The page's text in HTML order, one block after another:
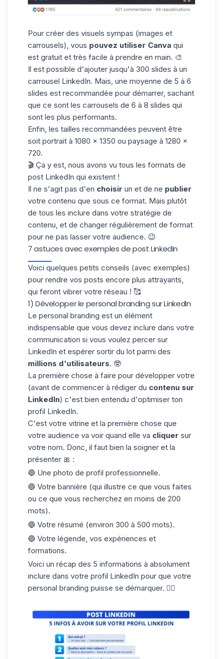
Pour créer des visuels sympas (images et
carrousels), vous pouvez utiliser Canva qui
est gratuit et très facile à prendre en main. 🎨
Il est possible d'ajouter jusqu'à 300 slides à un
carrousel LinkedIn. Mais, une moyenne de 5 à 6
slides est recommandée pour démarrer, sachant
que ce sont les carrousels de 6 à 8 slides qui
sont les plus performants.
Enfin, les tailles recommandées peuvent être
soit portrait à 1080 x 1350 ou paysage à 1280 x
720.
🎬 Ça y est, nous avons vu tous les formats de
post LinkedIn qui existent !
Il ne s'agit pas d'en choisir un et de ne publier
votre contenu que sous ce format. Mais plutôt
de tous les inclure dans votre stratégie de
contenu, et de changer régulièrement de format
pour ne pas lasser votre audience. 😉
7 astuces avec exemples de post LinkedIn
Voici quelques petits conseils (avec exemples)
pour rendre vos posts encore plus attrayants,
qui feront vibrer votre réseau ! 🥰
1) Développer le personal branding sur LinkedIn
Le personal branding est un élément
indispensable que vous devez inclure dans votre
communication si vous voulez percer sur
LinkedIn et espérer sortir du lot parmi des
millions d'utilisateurs. 🤓
La première chose à faire pour développer votre
(avant de commencer à rédiger du contenu sur
LinkedIn) c'est bien entendu d'optimiser ton
profil LinkedIn.
C'est votre vitrine et la première chose que
votre audience va voir quand elle va cliquer sur
votre nom. Donc, il faut bien la soigner et la
présenter 🎀 :
🔵 Une photo de profil professionnelle.
🔵 Votre bannière (qui illustre ce que vous faites
ou ce que vous recherchez en moins de 200
mots).
🔵 Votre résumé (environ 300 à 500 mots).
🔵 Votre légende, vos expériences et
formations.
Voici un récap des 5 informations à absolument
inclure dans votre profil LinkedIn pour que votre
personal branding puisse se démarquer. 👇🏼